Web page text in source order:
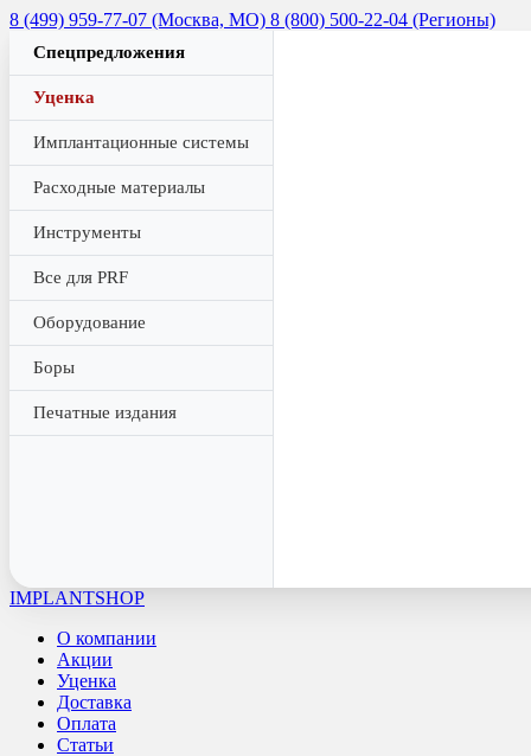
8 (499) 959-77-07 (Москва, МО) 8 (800) 500-22-04 (Регионы)
Спецпредложения
Уценка
Имплантационные системы
Расходные материалы
Инструменты
Все для PRF
Оборудование
Боры
Печатные издания
IMPLANTSHOP
О компании
Акции
Уценка
Доставка
Оплата
Статьи